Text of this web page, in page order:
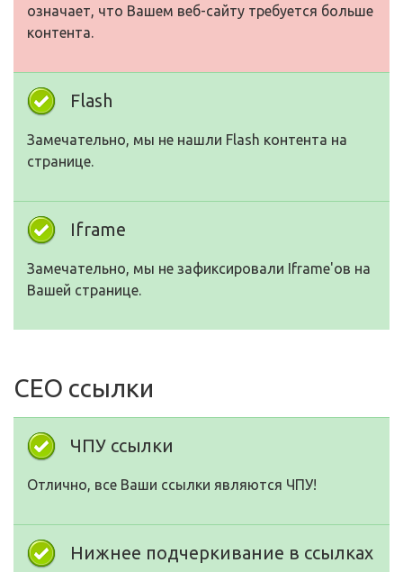
означает, что Вашем веб-сайту требуется больше
контента.
Flash
Замечательно, мы не нашли Flash контента на
странице.
Iframe
Замечательно, мы не зафиксировали Iframe'ов на
Вашей странице.
СЕО ссылки
ЧПУ ссылки
Отлично, все Ваши ссылки являются ЧПУ!
Нижнее подчеркивание в ссылках